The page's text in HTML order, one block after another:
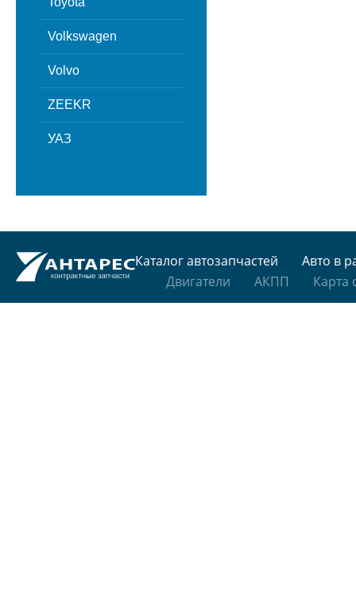
Volkswagen
Volvo
ZEEKR
УАЗ
Каталог автозапчастей
Авто в
Двигатели
АКПП Карта